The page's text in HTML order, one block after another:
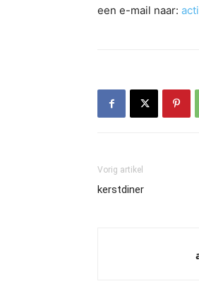
een e-mail naar:
Vorig artikel
kerstdiner